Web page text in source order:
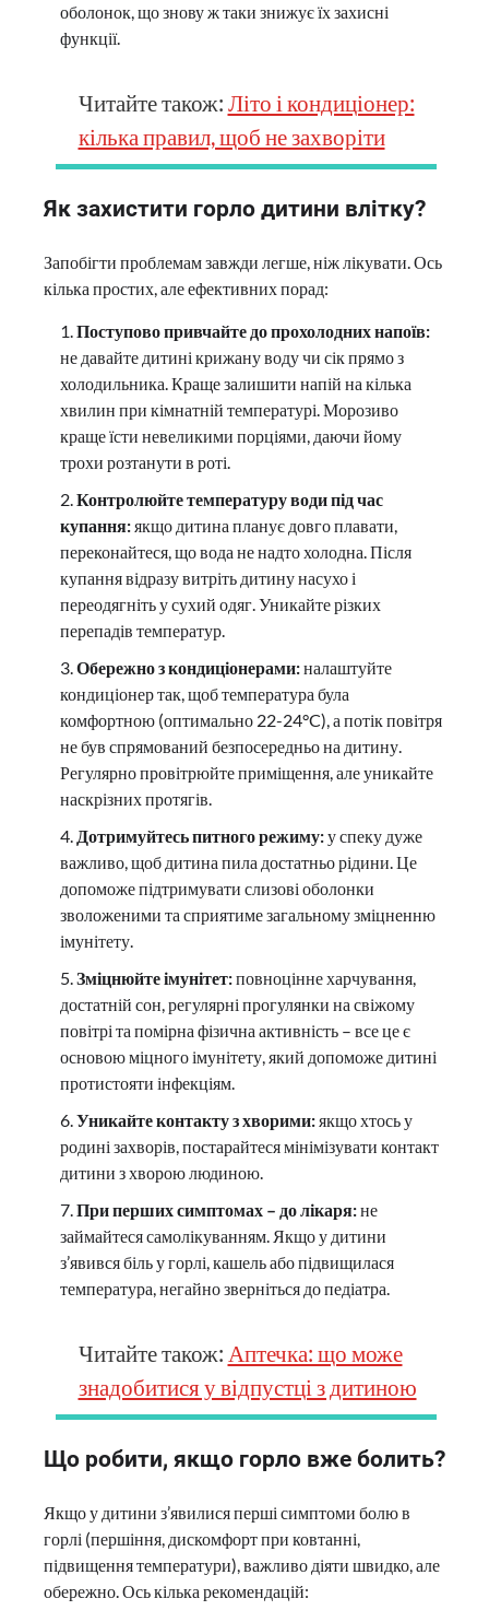
оболонок, що знову ж таки знижує їх захисні
функції.
Читайте також: Літо і кондиціонер:
кілька правил, щоб не захворіти
Як захистити горло дитини влітку?
Запобігти проблемам завжди легше, ніж лікувати. Ось
кілька простих, але ефективних порад:
Поступово привчайте до прохолодних напоїв:
не давайте дитині крижану воду чи сік прямо з
холодильника. Краще залишити напій на кілька
хвилин при кімнатній температурі. Морозиво
краще їсти невеликими порціями, даючи йому
трохи розтанути в роті.
Контролюйте температуру води під час
купання:якщо дитина планує довго плавати,
переконайтеся, що вода не надто холодна. Після
купання відразу витріть дитину насухо і
переодягніть у сухий одяг. Уникайте різких
перепадів температур.
Обережно з кондиціонерами:налаштуйте
кондиціонер так, щоб температура була
комфортною (оптимально 22-24°C), а потік повітря
не був спрямований безпосередньо на дитину.
Регулярно провітрюйте приміщення, але уникайте
наскрізних протягів.
Дотримуйтесь питного режиму:у спеку дуже
важливо, щоб дитина пила достатньо рідини. Це
допоможе підтримувати слизові оболонки
зволоженими та сприятиме загальному зміцненню
імунітету.
Зміцнюйте імунітет:повноцінне харчування,
достатній сон, регулярні прогулянки на свіжому
повітрі та помірна фізична активність – все це є
основою міцного імунітету, який допоможе дитині
протистояти інфекціям.
Уникайте контакту з хворими:якщо хтось у
родині захворів, постарайтеся мінімізувати контакт
дитини з хворою людиною.
При перших симптомах – до лікаря:не
займайтеся самолікуванням. Якщо у дитини
з’явився біль у горлі, кашель або підвищилася
температура, негайно зверніться до педіатра.
Читайте також: Аптечка: що може
знадобитися у відпустці з дитиною
Що робити, якщо горло вже болить?
Якщо у дитини з’явилися перші симптоми болю в
горлі (першіння, дискомфорт при ковтанні,
підвищення температури), важливо діяти швидко, але
обережно. Ось кілька рекомендацій: